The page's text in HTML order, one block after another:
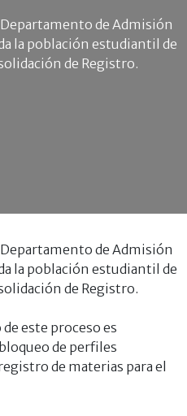
de Admisión
la población estudiantil de
de Registro.
de Admisión
la población estudiantil de
de Registro.
este proceso es
de perfiles
de materias para el